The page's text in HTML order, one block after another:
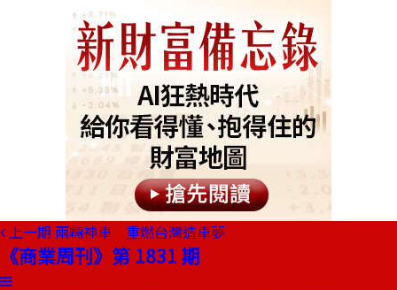
上一期 兩輛神車 重燃台灣造車夢
《商業周刊》第 1831 期